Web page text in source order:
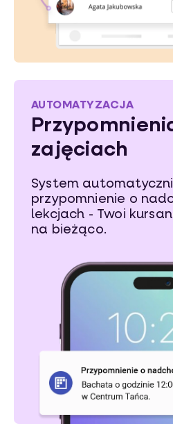
AUTOMATYZACJA
zajęciach
System
przypomnienie o
lekcjach - Twoi
na bieżąco.